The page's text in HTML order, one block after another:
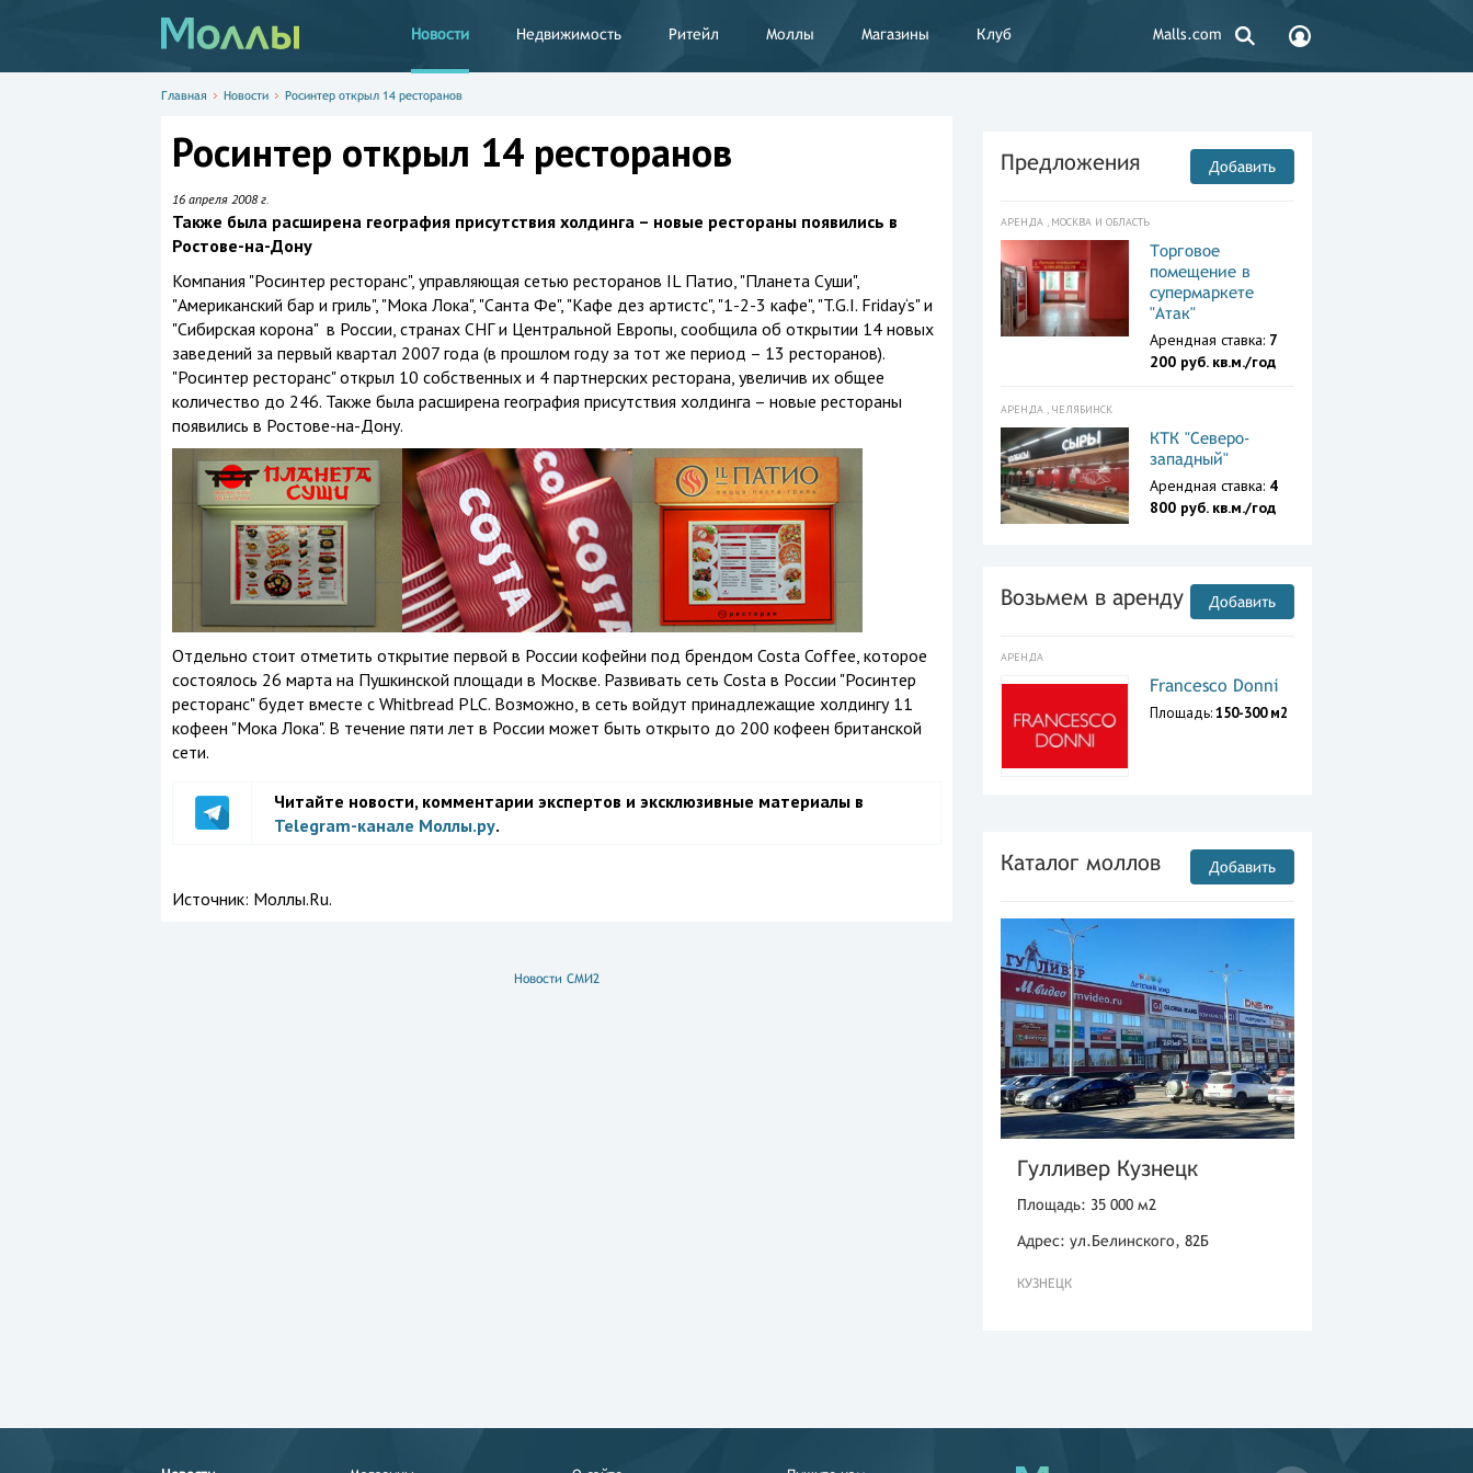
Новости Недвижимость Ритейл Моллы Магазины Клуб Malls.com
Главная Новости Росинтер открыл 14 ресторанов
Росинтер открыл 14 ресторанов
16 апреля 2008 г.
Также была расширена география присутствия холдинга – новые рестораны появились в
Ростове-на-Дону
Компания "Росинтер ресторанс", управляющая сетью ресторанов IL Патио, "Планета Суши",
"Американский бар и гриль", "Мока Лока", "Санта Фе", "Кафе дез артистс", "1-2-3 кафе", "T.G.I. Friday‘s" и
"Сибирская корона" в России, странах СНГ и Центральной Европы, сообщила об открытии 14 новых
заведений за первый квартал 2007 года (в прошлом году за тот же период – 13 ресторанов).
"Росинтер ресторанс" открыл 10 собственных и 4 партнерских ресторана, увеличив их общее
количество до 246. Также была расширена география присутствия холдинга – новые рестораны
появились в Ростове-на-Дону.
Отдельно стоит отметить открытие первой в России кофейни под брендом Costa Coffee, которое
состоялось 26 марта на Пушкинской площади в Москве. Развивать сеть Costa в России "Росинтер
ресторанс" будет вместе с Whitbread PLC. Возможно, в сеть войдут принадлежащие холдингу 11
кофеен "Мока Лока". В течение пяти лет в России может быть открыто до 200 кофеен британской
сети.
Читайте новости, комментарии экспертов и эксклюзивные материалы в
Telegram-канале Моллы.ру.
Источник: Моллы.Ru.
Новости СМИ2
Предложения Добавить
АРЕНДА , МОСКВА И ОБЛАСТЬ
Торговое
помещение в
супермаркете
"Атак"
Арендная ставка: 7
200 руб. кв.м./год
АРЕНДА , ЧЕЛЯБИНСК
КТК "Северо-
западный"
Арендная ставка: 4
800 руб. кв.м./год
Возьмем в аренду Добавить
АРЕНДА
Francesco Donni
Площадь:150-300 м2
Каталог моллов Добавить
Гулливер Кузнецк
Площадь: 35 000 м2
Адрес: ул.Белинского, 82Б
КУЗНЕЦК